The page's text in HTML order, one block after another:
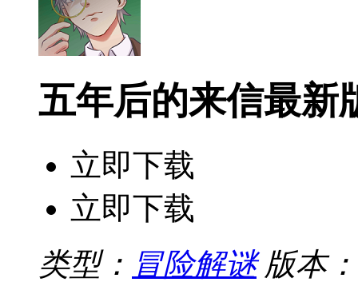
五年后的来信最新
立即下载
立即下载
类型： 冒险解谜 版本